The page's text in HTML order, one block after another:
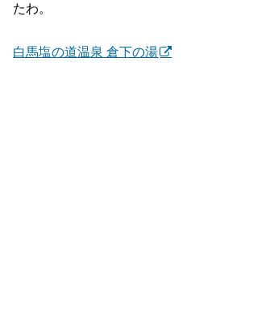
たわ。
白馬塩の道温泉 倉下の湯